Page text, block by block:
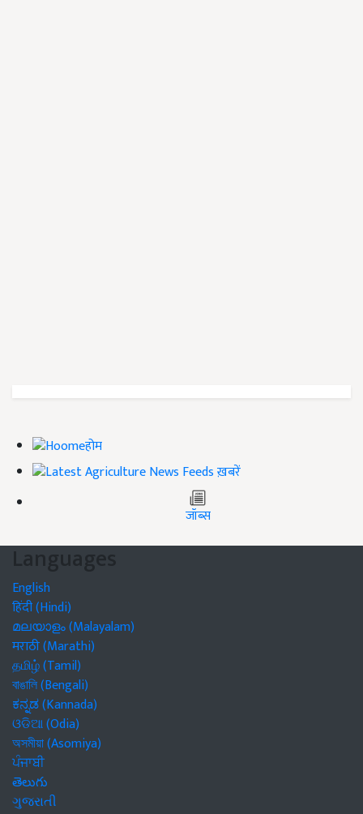
होम
ख़बरें
जॉब्स
Languages
English
हिंदी (Hindi)
മലയാളം (Malayalam)
मराठी (Marathi)
தமிழ் (Tamil)
বাঙালি (Bengali)
ಕನ್ನಡ (Kannada)
ଓଡିଆ (Odia)
অসমীয়া (Asomiya)
ਪੰਜਾਬੀ
తెలుగు
ગુજરાતી